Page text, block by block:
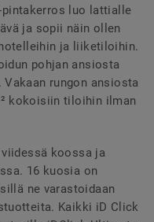
pintakerros luo lattialle
ja sopii näin ollen
ja liiketiloihin.
pohjan ansiosta
rungon ansiosta
kokoisiin tiloihin ilman
koossa ja
16 kuosia on
ne varastoidaan
Kaikki iD Click